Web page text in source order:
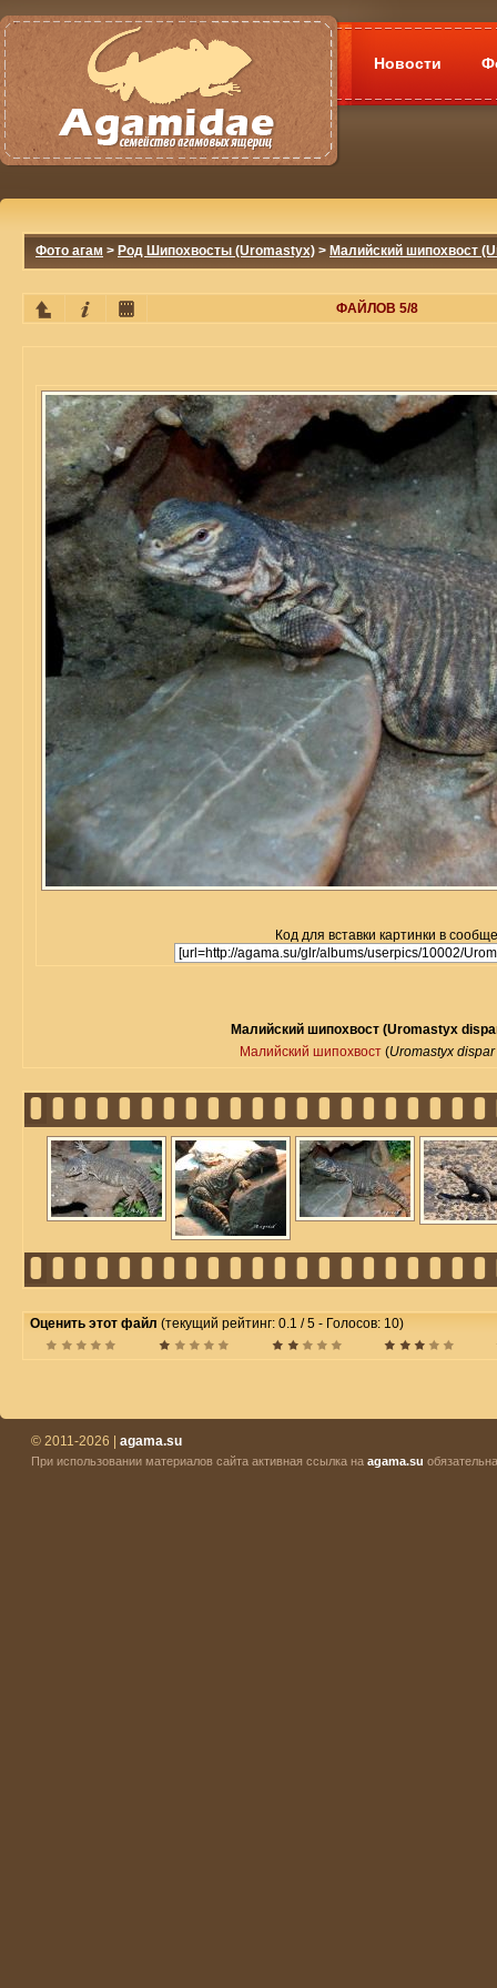
Новости
Фото агам > Род Шипохвосты (Uromastyx) > Малийский шипохвост
ФАЙЛОВ 5/8
Код для вставки картинки в
Малийский шипохвост (Uromastyx
Малийский шипохвост (Uromastyx
Оценить этот файл (текущий рейтинг: 0.1 / 5 - Голосов: 10)
© 2011-2026 | agama.su
При использовании материалов сайта активная ссылка на agama.su